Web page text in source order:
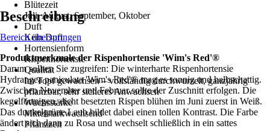
Blütezeit
Juli, August, September, Oktober
Duft
Kein Duft
Hortensienform
Rispenhortensie
Qualität
Im Topf gewachsen – vollständig durchwurzelt, ganzjährig
pflanzbar, sehr sicheres Anwachsen
Wuchsstärke
Mittelstarkwachsend
Pflanzzeit
Beschreibung
Bereich überspringen
Produktmerkmale der Rispenhortensie 'Wim's Red'®
Darum sollten Sie zugreifen: Die winterharte Rispenhortensie
Hydrangea paniculata 'Wim's Red'® mag es sonnig und halbschattig.
Zwischen November und Februar sollte der Zuschnitt erfolgen. Die
kegelförmigen, dicht besetzten Rispen blühen im Juni zuerst in Weiß.
Das dunkelgrüne Laub bildet dabei einen tollen Kontrast. Die Farbe
ändert sich dann zu Rosa und wechselt schließlich in ein sattes